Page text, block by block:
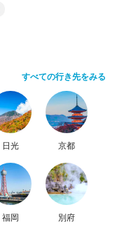
すべての行き先をみる
日光 京都
福岡 別府